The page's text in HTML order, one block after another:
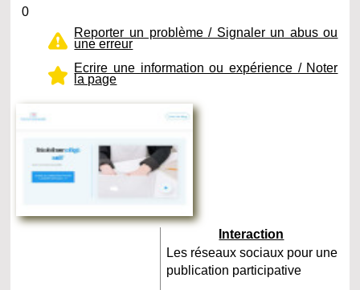
0
Reporter un problème / Signaler un abus ou
une erreur
Ecrire une information ou expérience / Noter
la page
Interaction
Les réseaux sociaux pour une
publication participative